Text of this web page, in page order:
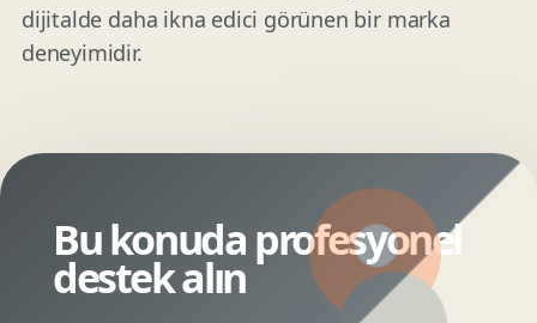
dijitalde daha ikna edici görünen bir marka
deneyimidir.
Bu konuda profesyonel
destek alın